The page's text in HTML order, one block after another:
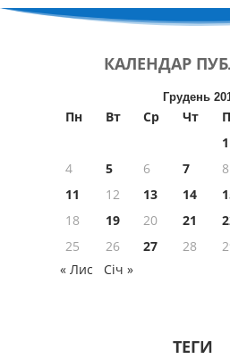
КАЛЕНДАР
Грудень
Пн Вт Ср Чт
1
4
5 6 7 8
11
12 13 14
18
19 20 21
25
26 27 28
« Лис
Січ »
ТЕГИ